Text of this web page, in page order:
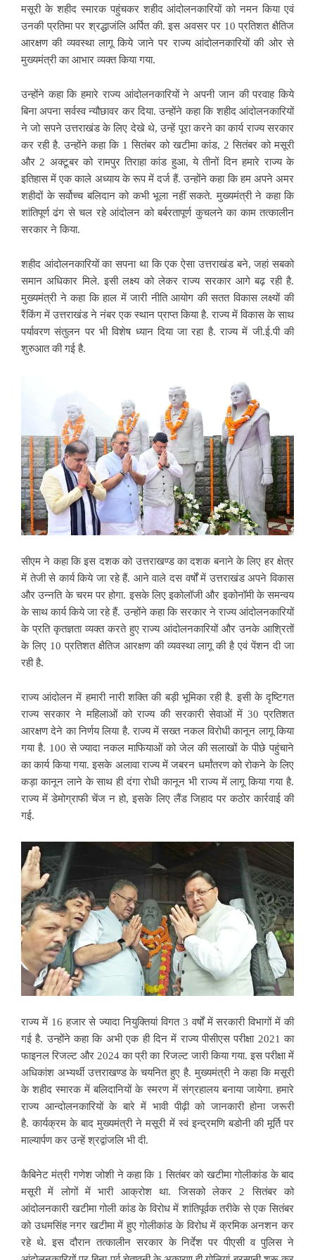
मसूरी के शहीद स्मारक पहुंचकर शहीद आंदोलनकारियों को नमन किया एवं
उनकी प्रतिमा पर श्रद्धाजंलि अर्पित की. इस अवसर पर 10 प्रतिशत क्षैतिज
आरक्षण की व्यवस्था लागू किये जाने पर राज्य आंदोलनकारियों की ओर से
मुख्यमंत्री का आभार व्यक्त किया गया.
उन्होंने कहा कि हमारे राज्य आंदोलनकारियों ने अपनी जान की परवाह किये
बिना अपना सर्वस्व न्यौछावर कर दिया. उन्होंने कहा कि शहीद आंदोलनकारियों
ने जो सपने उत्तराखंड के लिए देखे थे, उन्हें पूरा करने का कार्य राज्य सरकार
कर रही है. उन्होंने कहा कि 1 सितंबर को खटीमा कांड, 2 सितंबर को मसूरी
और 2 अक्टूबर को रामपुर तिराहा कांड हुआ, ये तीनों दिन हमारे राज्य के
इतिहास में एक काले अध्याय के रूप में दर्ज हैं. उन्होंने कहा कि हम अपने अमर
शहीदों के सर्वोच्च बलिदान को कभी भूला नहीं सकते. मुख्यमंत्री ने कहा कि
शांतिपूर्ण ढंग से चल रहे आंदोलन को बर्बरतापूर्ण कुचलने का काम तत्कालीन
सरकार ने किया.
शहीद आंदोलनकारियों का सपना था कि एक ऐसा उत्तराखंड बने, जहां सबको
समान अधिकार मिले. इसी लक्ष्य को लेकर राज्य सरकार आगे बढ़ रही है.
मुख्यमंत्री ने कहा कि हाल में जारी नीति आयोग की सतत विकास लक्ष्यों की
रैंकिंग में उत्तराखंड ने नंबर एक स्थान प्राप्त किया है. राज्य में विकास के साथ
पर्यावरण संतुलन पर भी विशेष ध्यान दिया जा रहा है. राज्य में जी.ई.पी की
शुरुआत की गई है.
सीएम ने कहा कि इस दशक को उत्तराखण्ड का दशक बनाने के लिए हर क्षेत्र
में तेजी से कार्य किये जा रहे हैं. आने वाले दस वर्षों में उत्तराखंड अपने विकास
और उन्नति के चरम पर होगा. इसके लिए इकोलॉजी और इकोनॉमी के समन्वय
के साथ कार्य किये जा रहे हैं. उन्होंने कहा कि सरकार ने राज्य आंदोलनकारियों
के प्रति कृतज्ञता व्यक्त करते हुए राज्य आंदोलनकारियों और उनके आश्रितों
के लिए 10 प्रतिशत क्षैतिज आरक्षण की व्यवस्था लागू की है एवं पेंशन दी जा
रही है.
राज्य आंदोलन में हमारी नारी शक्ति की बड़ी भूमिका रही है. इसी के दृष्टिगत
राज्य सरकार ने महिलाओं को राज्य की सरकारी सेवाओं में 30 प्रतिशत
आरक्षण देने का निर्णय लिया है. राज्य में सख्त नकल विरोधी कानून लागू किया
गया है. 100 से ज्यादा नकल माफियाओं को जेल की सलाखों के पीछे पहुंचाने
का कार्य किया गया. इसके अलावा राज्य में जबरन धर्मांतरण को रोकने के लिए
कड़ा कानून लाने के साथ ही दंगा रोधी कानून भी राज्य में लागू किया गया है.
राज्य में डेमोग्राफी चेंज न हो, इसके लिए लैंड जिहाद पर कठोर कार्रवाई की
गई.
राज्य में 16 हजार से ज्यादा नियुक्तियां विगत 3 वर्षों में सरकारी विभागों में की
गई है. उन्होंने कहा कि अभी एक ही दिन में राज्य पीसीएस परीक्षा 2021 का
फाइनल रिजल्ट और 2024 का प्री का रिजल्ट जारी किया गया. इस परीक्षा में
अधिकांश अभ्यर्थी उत्तराखण्ड के चयनित हुए है. मुख्यमंत्री ने कहा कि मसूरी
के शहीद स्मारक में बलिदानियों के स्मरण में संग्रहालय बनाया जायेगा. हमारे
राज्य आन्दोलनकारियों के बारे में भावी पीढ़ी को जानकारी होना जरूरी
है. कार्यक्रम के बाद मुख्यमंत्री ने मसूरी में स्वं इन्द्रमणि बडोनी की मूर्ति पर
माल्यार्पण कर उन्हें श्रद्वांजलि भी दी.
कैबिनेट मंत्री गणेश जोशी ने कहा कि 1 सितंबर को खटीमा गोलीकांड के बाद
मसूरी में लोगों में भारी आक्रोश था. जिसको लेकर 2 सितंबर को
आंदोलनकारी खटीमा गोली कांड के विरोध में शांतिपूर्वक तरीके से एक सितंबर
को उधमसिंह नगर खटीमा में हुए गोलीकांड के विरोध में क्रमिक अनशन कर
रहे थे. इस दौरान तत्कालीन सरकार के निर्देश पर पीएसी व पुलिस ने